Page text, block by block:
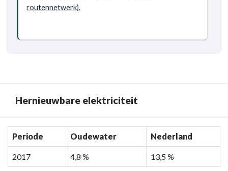
recreatieve
in
de
gemeente
voor
routennetwerk).
Hernieuwbare elektriciteit
Terug
naar
navigatie
Periode Oudewater Nederland
2017 4,8 % 13,5 %